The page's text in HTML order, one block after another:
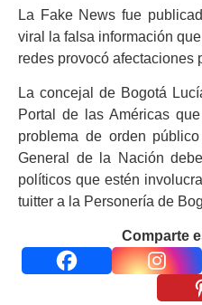
La Fake News fue
viral la falsa información
redes provocó afectaciones
La concejal de Bogotá
Portal de las Américas
problema de orden
General de la Nación
políticos que estén
tuitter a la Personería de
Comparte